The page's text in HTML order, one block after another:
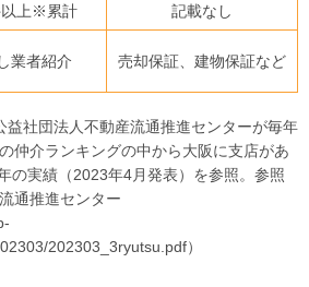
以上※累計 記載なし
業者紹介 売却保証、建物保証など
益社団法人不動産流通推進センターが毎年
仲介ランキングの中から大阪に支店があ
の実績（2023年4月発表）を参照。参照
通推進センター
202303_3ryutsu.pdf）